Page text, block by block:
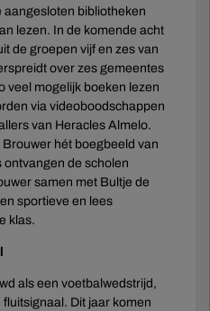
aangesloten bibliotheken
lezen. In de komende acht
de groepen vijf en zes van
over zes gemeentes
veel mogelijk boeken lezen
via videoboodschappen
van Heracles Almelo.
hét boegbeeld van
ontvangen de scholen
samen met Bultje de
sportieve en lees
klas.
als een voetbalwedstrijd,
Dit jaar komen